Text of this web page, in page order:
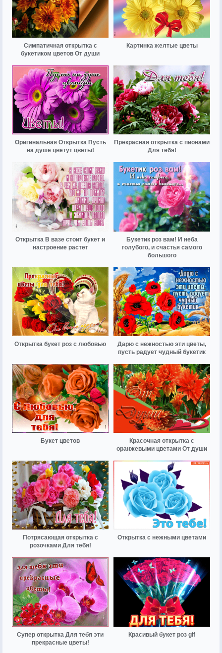
Симпатичная открытка с
букетиком цветов От души
Картинка желтые цветы
Оригинальная Открытка Пусть
на душе цветут цветы!
Прекрасная открытка с пионами
Для тебя!
Открытка В вазе стоит букет и
настроение растет
Букетик роз вам! И неба
голубого, и счастья самого
большого
Открытка букет роз с любовью
Дарю с нежностью эти цветы,
пусть радует чудный букетик
Букет цветов
Красочная открытка с
оранжевыми цветами От души
Потрясающая открытка с
розочками Для тебя!
Открытка с нежными цветами
Супер открытка Для тебя эти
прекрасные цветы!
Красивый букет роз gif